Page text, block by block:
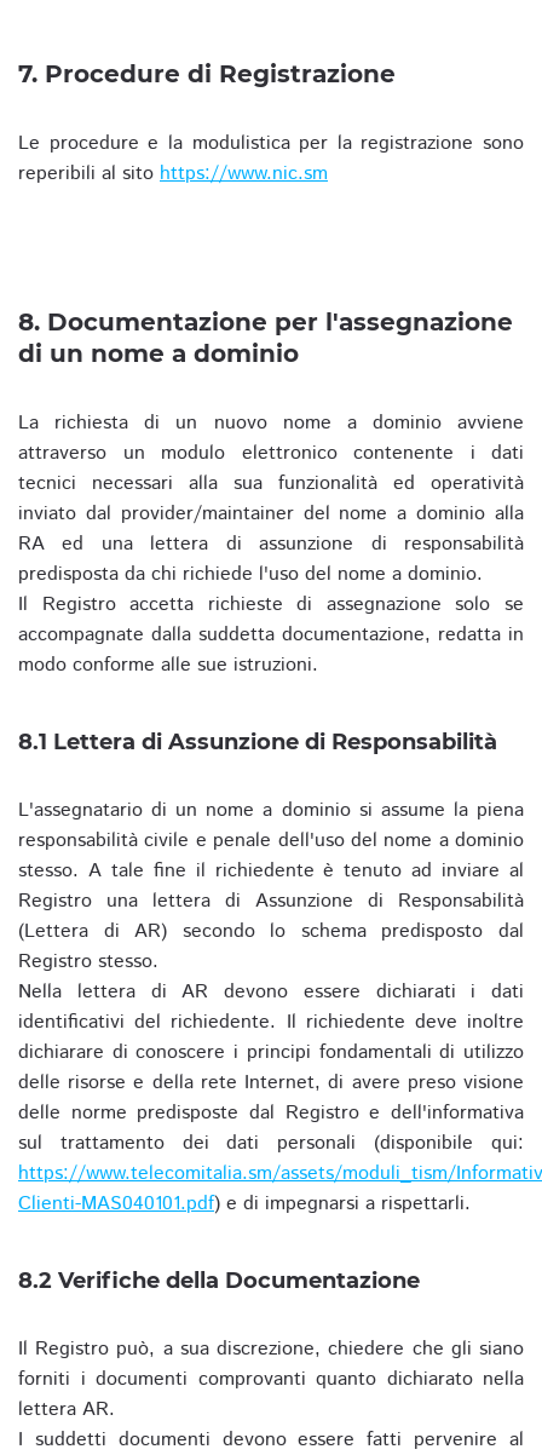
7. Procedure di Registrazione
Le procedure e la modulistica per la registrazione sono
reperibili al sito https://www.nic.sm
8. Documentazione per l'assegnazione
di un nome a dominio
La richiesta di un nuovo nome a dominio avviene
attraverso un modulo elettronico contenente i dati
tecnici necessari alla sua funzionalità ed operatività
inviato dal provider/maintainer del nome a dominio alla
RA ed una lettera di assunzione di responsabilità
predisposta da chi richiede l'uso del nome a dominio.
Il Registro accetta richieste di assegnazione solo se
accompagnate dalla suddetta documentazione, redatta in
modo conforme alle sue istruzioni.
8.1 Lettera di Assunzione di Responsabilità
L'assegnatario di un nome a dominio si assume la piena
responsabilità civile e penale dell'uso del nome a dominio
stesso. A tale fine il richiedente è tenuto ad inviare al
Registro una lettera di Assunzione di Responsabilità
(Lettera di AR) secondo lo schema predisposto dal
Registro stesso.
Nella lettera di AR devono essere dichiarati i dati
identificativi del richiedente. Il richiedente deve inoltre
dichiarare di conoscere i principi fondamentali di utilizzo
delle risorse e della rete Internet, di avere preso visione
delle norme predisposte dal Registro e dell'informativa
sul trattamento dei dati personali (disponibile qui:
https://www.telecomitalia.sm/assets/moduli_tism/
Clienti-MAS040101.pdf) e di impegnarsi a rispettarli.
8.2 Verifiche della Documentazione
Il Registro può, a sua discrezione, chiedere che gli siano
forniti i documenti comprovanti quanto dichiarato nella
lettera AR.
I suddetti documenti devono essere fatti pervenire al